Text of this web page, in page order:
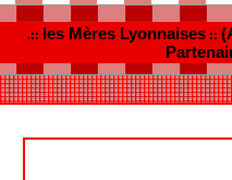
.:: les Mères Lyonnaises ::